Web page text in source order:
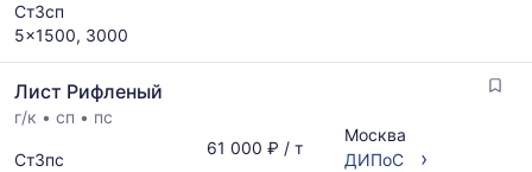
Ст3сп
5x1500, 3000
Лист Рифленый
г/к • сп • пс
Ст3пс
61 000 ₽ / т
Москва
ДИПоС
›